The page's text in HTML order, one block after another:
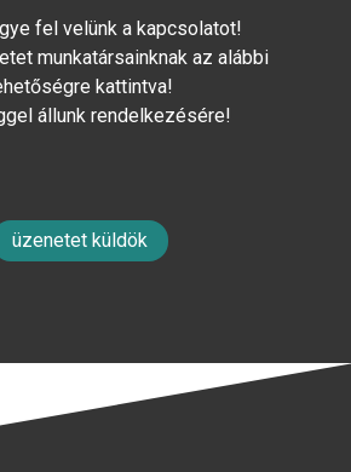
fel velünk a kapcsolatot!
munkatársainknak az alábbi
kattintva!
állunk rendelkezésére!
üzenetet küldök